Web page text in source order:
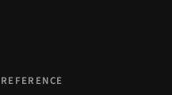
REFERENCE